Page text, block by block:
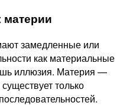
материи
замедленные или
как материальные
иллюзия. Материя —
только